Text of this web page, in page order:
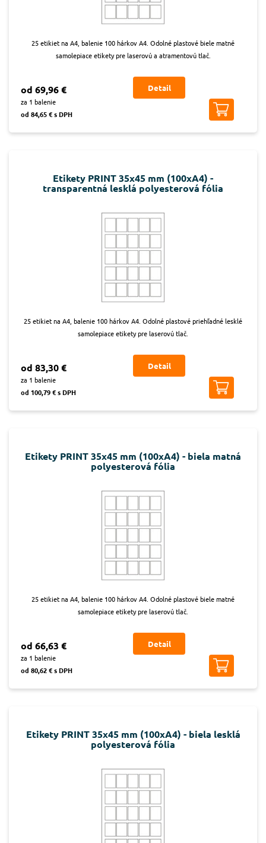
25 etikiet na A4, balenie 100 hárkov A4. Odolné plastové biele matné
samolepiace etikety pre laserovú a atramentovú tlač.
od 69,96 €
za 1 balenie
od 84,65 € s DPH
Detail
Etikety PRINT 35x45 mm (100xA4) -
transparentná lesklá polyesterová fólia
25 etikiet na A4, balenie 100 hárkov A4. Odolné plastové priehľadné lesklé
samolepiace etikety pre laserovú tlač.
od 83,30 €
za 1 balenie
od 100,79 € s DPH
Detail
Etikety PRINT 35x45 mm (100xA4) - biela matná
polyesterová fólia
25 etikiet na A4, balenie 100 hárkov A4. Odolné plastové biele matné
samolepiace etikety pre laserovú tlač.
od 66,63 €
za 1 balenie
od 80,62 € s DPH
Detail
Etikety PRINT 35x45 mm (100xA4) - biela lesklá
polyesterová fólia